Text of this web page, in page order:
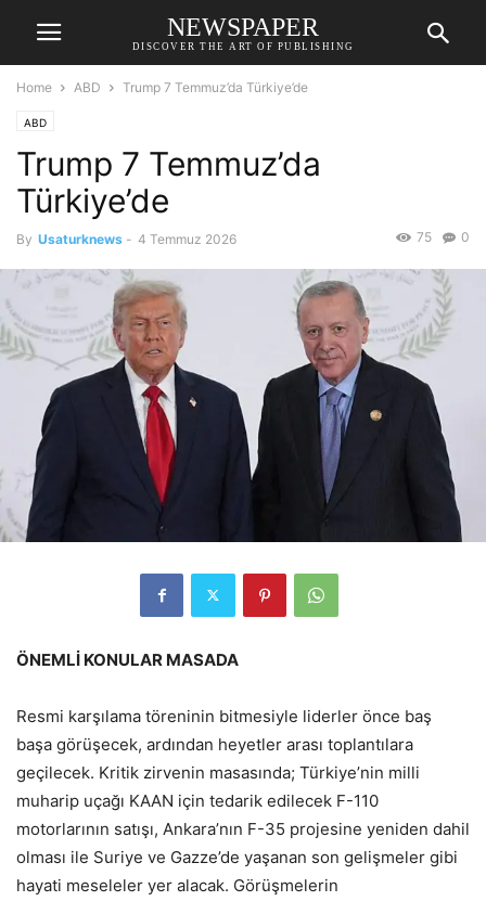
NEWSPAPER
DISCOVER THE ART OF PUBLISHING
Home ABD Trump 7 Temmuz’da Türkiye’de
ABD
Trump 7 Temmuz’da
Türkiye’de
By Usaturknews - 4 Temmuz 2026 0
75
ÖNEMLİ KONULAR MASADA
Resmi karşılama töreninin bitmesiyle liderler önce baş
başa görüşecek, ardından heyetler arası toplantılara
geçilecek. Kritik zirvenin masasında; Türkiye’nin milli
muharip uçağı KAAN için tedarik edilecek F-110
motorlarının satışı, Ankara’nın F-35 projesine yeniden dahil
olması ile Suriye ve Gazze’de yaşanan son gelişmeler gibi
hayati meseleler yer alacak. Görüşmelerin